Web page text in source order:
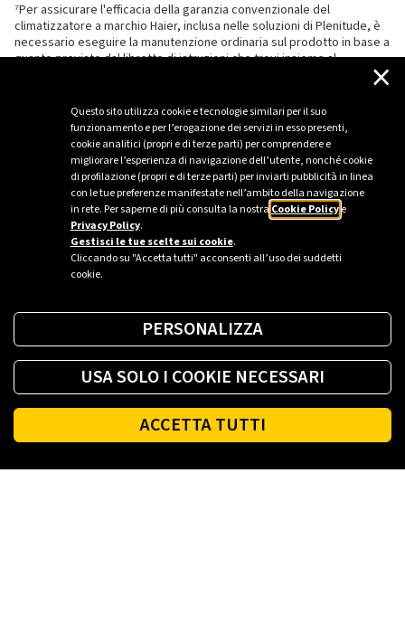
Questo sito utilizza cookie e tecnologie similari per il suo
funzionamento e per l’erogazione dei servizi in esso presenti,
cookie analitici (propri e di terze parti) per comprendere e
migliorare l’esperienza di navigazione dell’utente, nonché cookie
di profilazione (propri e di terze parti) per inviarti pubblicità in linea
con le tue preferenze manifestate nell’ambito della navigazione
in rete. Per saperne di più consulta la nostra Cookie Policye
Privacy Policy.
Gestisci le tue scelte sui cookie.
Cliccando su "Accetta tutti" acconsenti all’uso dei suddetti
cookie.
×
PERSONALIZZA
USA SOLO I COOKIE NECESSARI
ACCETTA TUTTI
⁷Per assicurare l'efficacia della garanzia convenzionale del
climatizzatore a marchio Haier, inclusa nelle soluzioni di Plenitude, è
necessario eseguire la manutenzione ordinaria sul prodotto in base a
quanto previsto dal libretto di istruzioni che trovi insieme al